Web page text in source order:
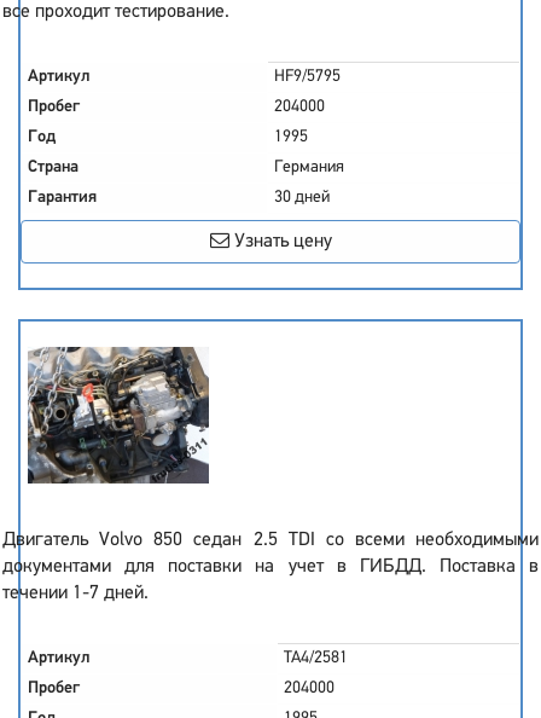
все проходит тестирование.
Артикул
HF9/5795
Пробег
204000
Год
1995
Страна
Германия
Гарантия
30 дней
Узнать цену
Двигатель Volvo 850 седан 2.5 TDI со всеми необходимыми
документами для поставки на учет в ГИБДД. Поставка в
течении 1-7 дней.
Артикул
TA4/2581
Пробег
204000